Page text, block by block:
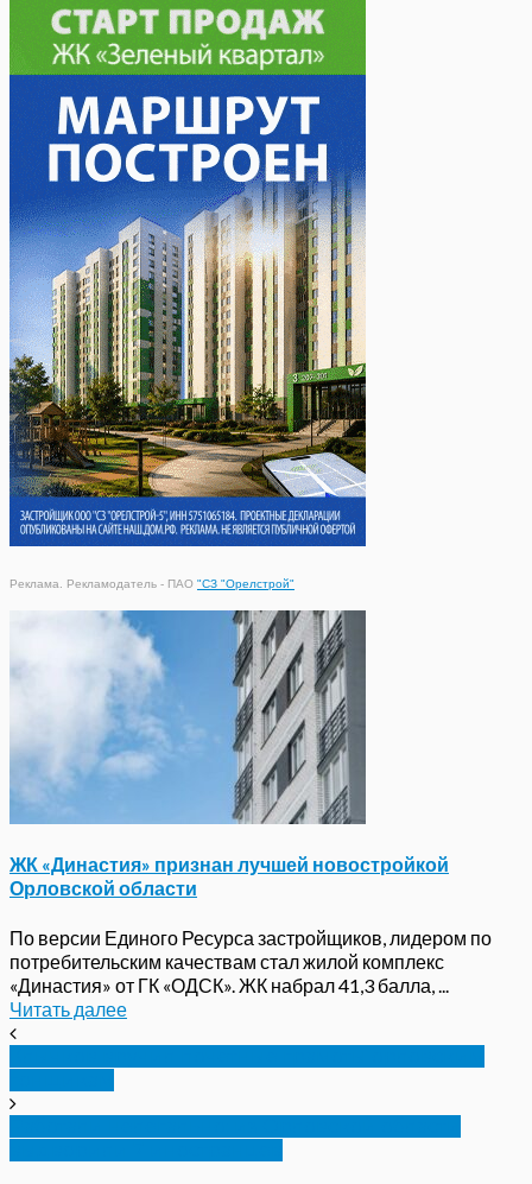
Реклама. Рекламодатель - ПАО "СЗ "Орелстрой"
ЖК «Династия» признан лучшей новостройкой
Орловской области
По версии Единого Ресурса застройщиков, лидером по
потребительским качествам стал жилой комплекс
«Династия» от ГК «ОДСК». ЖК набрал 41,3 балла, ...
Читать далее